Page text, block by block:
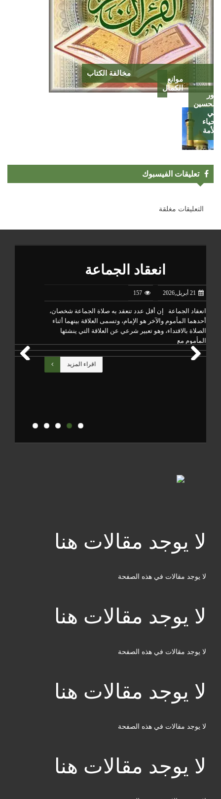
مخالفة الكتاب
دور
الحسين
في
إحياء
الأمة
موانع
الكمال
تعليقات الفيسبوك
التعليقات مغلقة
انعقاد الجماعة
21 أبريل,2026 157
انعقاد الجماعة إن أقل عدد تنعقد به صلاة الجماعة شخصان،
أحدهما المأموم والآخر هو الإمام، وتسمى العلاقة بينهما أثناء
الصلاة بالاقتداء، وهو تعبير شرعي عن العلاقة التي ينشئها
المأموم مع
اقراء المزيد
لا يوجد مقالات هنا
لا يوجد مقالات في هذه الصفحة
لا يوجد مقالات هنا
لا يوجد مقالات في هذه الصفحة
لا يوجد مقالات هنا
لا يوجد مقالات في هذه الصفحة
لا يوجد مقالات هنا